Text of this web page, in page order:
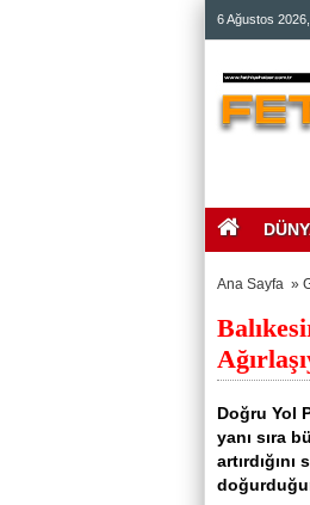
6 Ağustos
Ana Sayfa »
Doğru Yol
yanı sıra